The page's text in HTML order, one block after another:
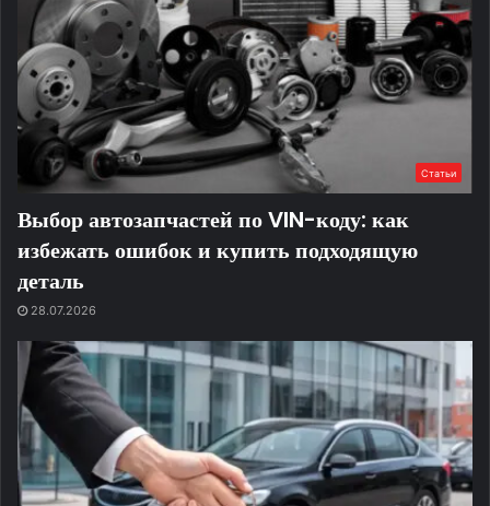
Статьи
Выбор автозапчастей по VIN-коду: как
избежать ошибок и купить подходящую
деталь
28.07.2026